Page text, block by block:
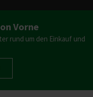
Vorne
rund um den Einkauf und